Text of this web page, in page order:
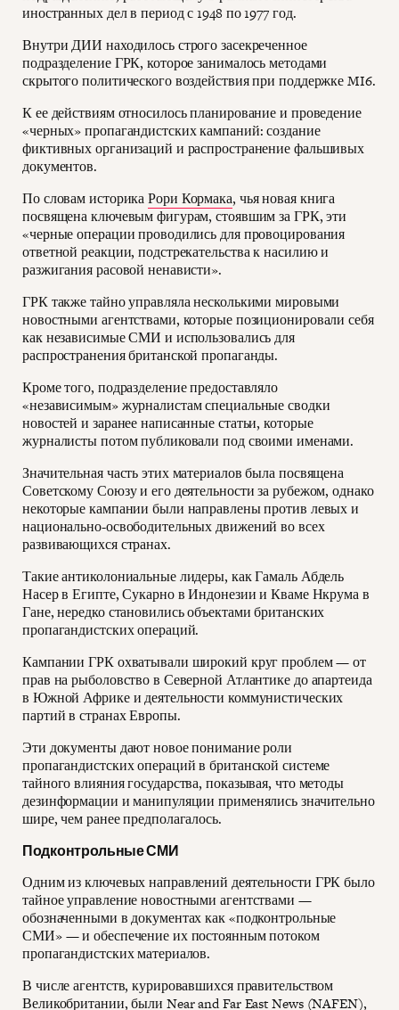
иностранных дел в период с 1948 по 1977 год.
Внутри ДИИ находилось строго засекреченное
подразделение ГРК, которое занималось методами
скрытого политического воздействия при поддержке MI6.
К ее действиям относилось планирование и проведение
«черных» пропагандистских кампаний: создание
фиктивных организаций и распространение фальшивых
документов.
По словам историкаРори Кормака, чья новая книга
посвящена ключевым фигурам, стоявшим за ГРК, эти
«черные операции проводились для провоцирования
ответной реакции, подстрекательства к насилию и
разжигания расовой ненависти».
ГРК также тайно управляла несколькими мировыми
новостными агентствами, которые позиционировали себя
как независимые СМИ и использовались для
распространения британской пропаганды.
Кроме того, подразделение предоставляло
«независимым» журналистам специальные сводки
новостей и заранее написанные статьи, которые
журналисты потом публиковали под своими именами.
Значительная часть этих материалов была посвящена
Советскому Союзу и его деятельности за рубежом, однако
некоторые кампании были направлены против левых и
национально-освободительных движений во всех
развивающихся странах.
Такие антиколониальные лидеры, как Гамаль Абдель
Насер в Египте, Сукарно в Индонезии и Кваме Нкрума в
Гане, нередко становились объектами британских
пропагандистских операций.
Кампании ГРК охватывали широкий круг проблем — от
прав на рыболовство в Северной Атлантике до апартеида
в Южной Африке и деятельности коммунистических
партий в странах Европы.
Эти документы дают новое понимание роли
пропагандистских операций в британской системе
тайного влияния государства, показывая, что методы
дезинформации и манипуляции применялись значительно
шире, чем ранее предполагалось.
Подконтрольные СМИ
Одним из ключевых направлений деятельности ГРК было
тайное управление новостными агентствами —
обозначенными в документах как «подконтрольные
СМИ» — и обеспечение их постоянным потоком
пропагандистских материалов.
В числе агентств, курировавшихся правительством
Великобритании, были Near and Far East News (NAFEN),